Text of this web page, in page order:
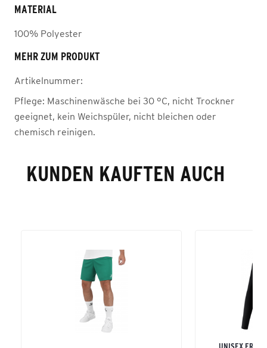
MATERIAL
100% Polyester
MEHR ZUM PRODUKT
Artikelnummer:
Pflege: Maschinenwäsche bei 30 °C, nicht Trockner
geeignet, kein Weichspüler, nicht bleichen oder
chemisch reinigen.
KUNDEN KAUFTEN AUCH